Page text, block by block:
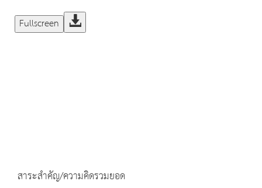
Fullscreen
สาระสำคัญ/ความคิดรวมยอด